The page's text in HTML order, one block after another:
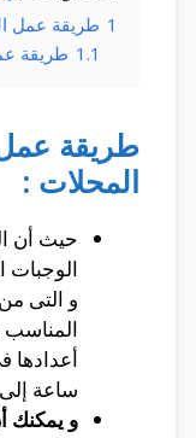
1 طريقة عمل
1.1 طريقة
طريقة
المحلات :
حيث أن
و التى
أعدادها
ساعة
و يمكنك